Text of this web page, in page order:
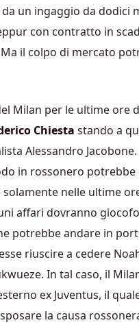
un ingaggio da dodici
con contratto in
il colpo di mercato
Milan per le ultime ore
Chiesta stando a
Alessandro
in rossonero potrebbe
solamente nelle ultime
affari dovranno
potrebbe andare in
riuscire a cedere
In tal caso, il
ex Juventus, il
la causa